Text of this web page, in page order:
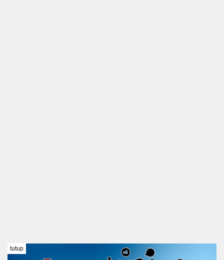
tutup